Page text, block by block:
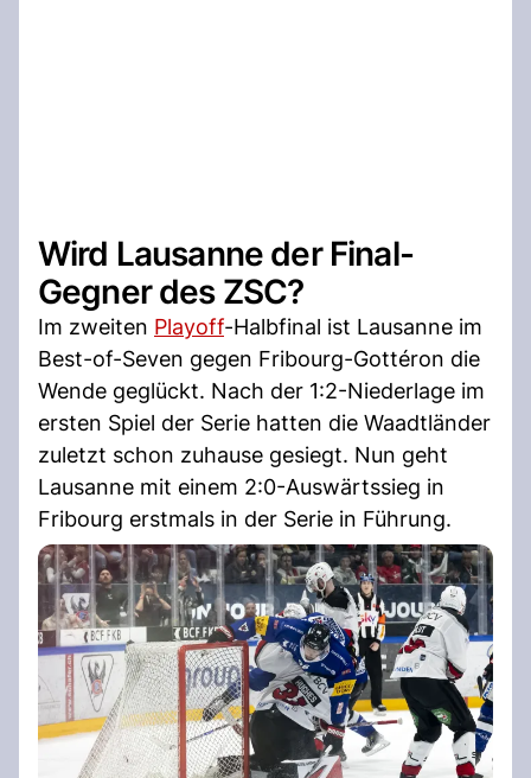
Wird Lausanne der Final-
Gegner des ZSC?
Im zweiten Playoff-Halbfinal ist Lausanne im
Best-of-Seven gegen Fribourg-Gottéron die
Wende geglückt. Nach der 1:2-Niederlage im
ersten Spiel der Serie hatten die Waadtländer
zuletzt schon zuhause gesiegt. Nun geht
Lausanne mit einem 2:0-Auswärtssieg in
Fribourg erstmals in der Serie in Führung.